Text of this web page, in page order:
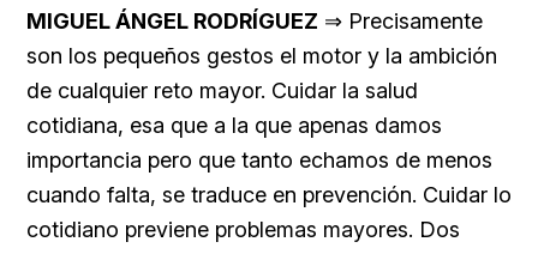
MIGUEL ÁNGEL RODRÍGUEZ ⇒ Precisamente
son los pequeños gestos el motor y la ambición
de cualquier reto mayor. Cuidar la salud
cotidiana, esa que a la que apenas damos
importancia pero que tanto echamos de menos
cuando falta, se traduce en prevención. Cuidar lo
cotidiano previene problemas mayores. Dos